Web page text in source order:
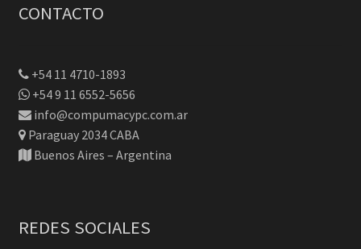
CONTACTO
+54 11 4710-1893
+54 9 11 6552-5656
info@compumacypc.com.ar
Paraguay 2034 CABA
Buenos Aires – Argentina
REDES SOCIALES